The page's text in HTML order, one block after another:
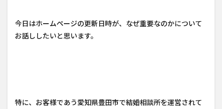
今日はホームページの更新日時が、なぜ重要なのかについて
お話ししたいと思います。
特に、お客様であう愛知県豊田市で結婚相談所を運営されて